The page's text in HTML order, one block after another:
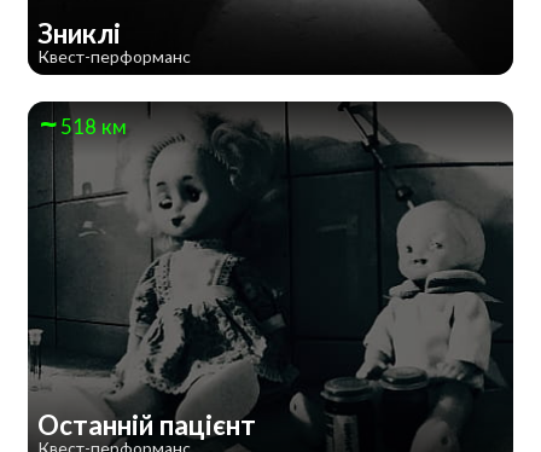
Зниклі
Квест-перформанс
518 км
Останній пацієнт
Квест-перформанс